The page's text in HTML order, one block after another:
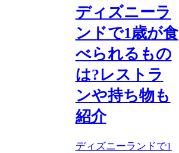
ディズニーラ
ンドで1歳が食
べられるもの
は?レストラ
ンや持ち物も
紹介
ディズニーランドで1